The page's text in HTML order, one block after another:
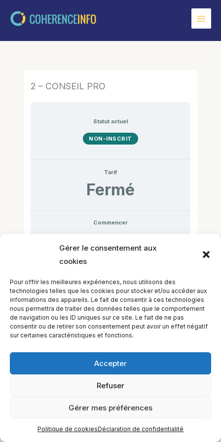
Gérer le consentement aux
cookies
Pour offrir les meilleures expériences, nous utilisons des
technologies telles que les cookies pour stocker et/ou accéder aux
informations des appareils. Le fait de consentir à ces technologies
nous permettra de traiter des données telles que le comportement
de navigation ou les ID uniques sur ce site. Le fait de ne pas
consentir ou de retirer son consentement peut avoir un effet négatif
sur certaines caractéristiques et fonctions.
Accepter
Refuser
Gérer mes préférences
Politique de cookiesDéclaration de confidentialité
2 – CONSEIL PRO
Statut actuel
NON-INSCRIT
Tarif
Fermé
Commencer
EQUILIBIOS FORMATION Inc. 5748 9e Avenue, Montréal (QC)